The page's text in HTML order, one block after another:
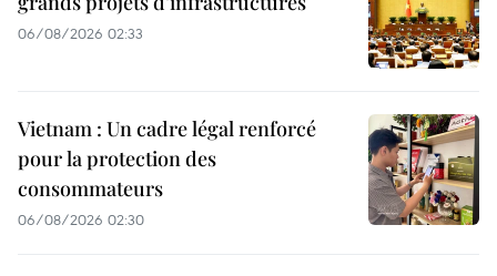
06/08/2026 02:33
Vietnam : Un cadre légal renforcé
pour la protection des
consommateurs
06/08/2026 02:30